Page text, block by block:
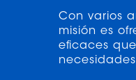
Con varios
misión es
eficaces